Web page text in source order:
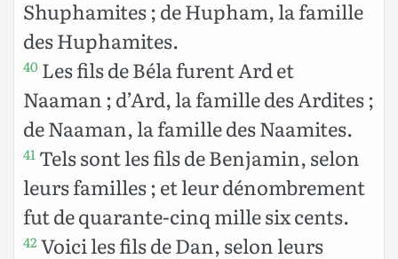
Shuphamites ; de Hupham, la famille
des Huphamites.
40 Les fils de Béla furent Ard et
Naaman ; d’Ard, la famille des Ardites ;
de Naaman, la famille des Naamites.
41 Tels sont les fils de Benjamin, selon
leurs familles ; et leur dénombrement
fut de quarante-cinq mille six cents.
42 Voici les fils de Dan, selon leurs